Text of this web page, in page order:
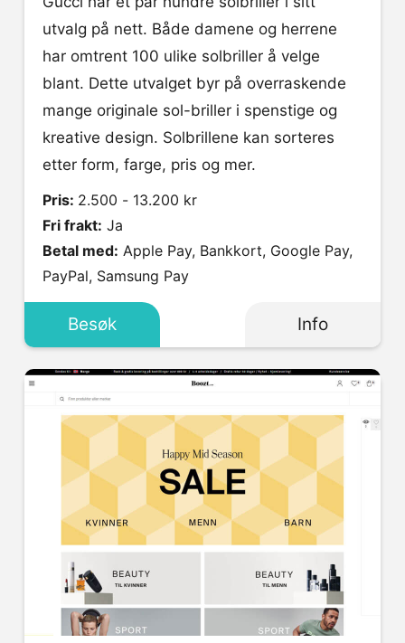
utvalg på nett. Både damene og herrene
har omtrent 100 ulike solbriller å velge
blant. Dette utvalget byr på overraskende
mange originale sol-briller i spenstige og
kreative design. Solbrillene kan sorteres
etter form, farge, pris og mer.
Pris: 2.500 - 13.200 kr
Fri frakt: Ja
Betal med:
PayPal, Samsung Pay
Besøk Info